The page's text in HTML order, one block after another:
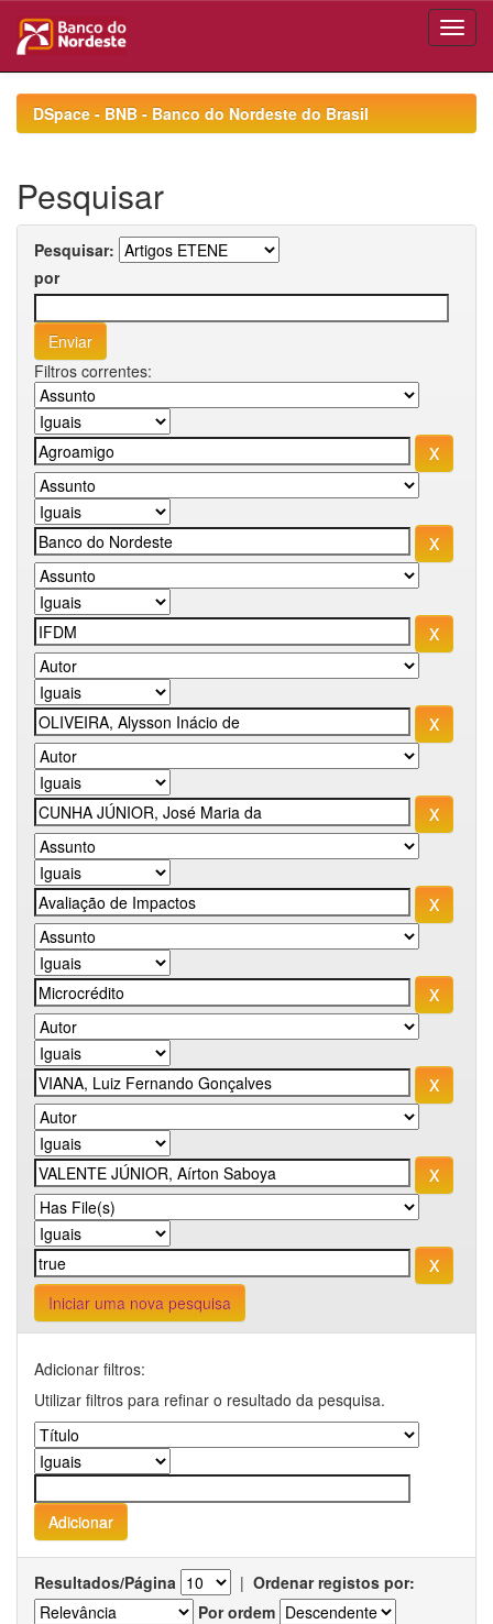
navigationDSpace - BNB - Banco do Nordeste do Brasil
Pesquisar
Pesquisar:
por
Filtros correntes:
Iniciar uma nova pesquisa
Adicionar filtros:
Utilizar filtros para refinar o resultado da pesquisa.
Resultados/Página | Ordenar registos por:
Por ordem